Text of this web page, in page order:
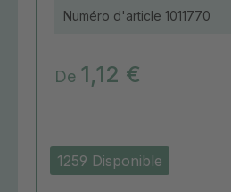
1259 Disponible
Numéro d'article 1011770
De 1,12 €